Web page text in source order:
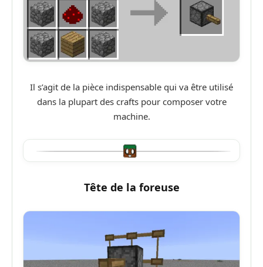
Il s’agit de la pièce indispensable qui va être utilisé
dans la plupart des crafts pour composer votre
machine.
Tête de la foreuse